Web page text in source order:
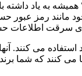
به یاد
سرقت اطلاعات
می
کنند که شما